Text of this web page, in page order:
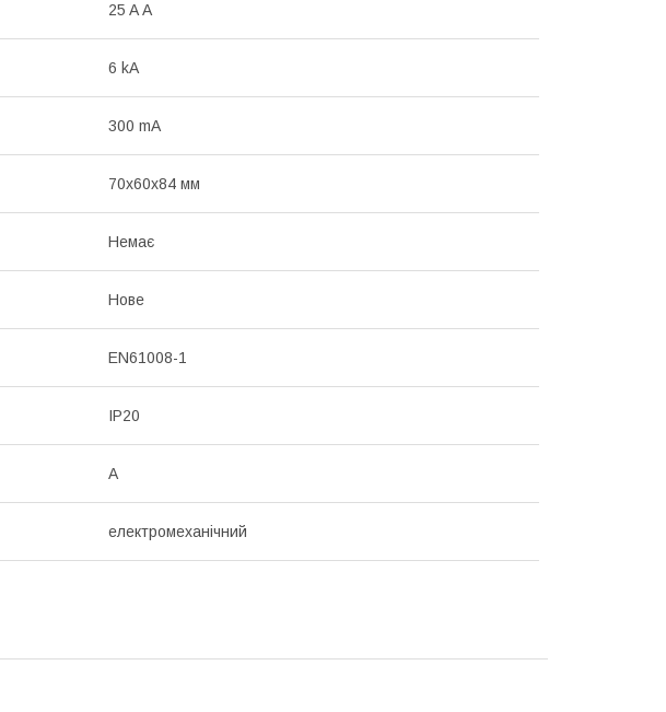
25 A А
6 kA
300 mA
70x60x84 мм
Немає
Нове
EN61008-1
IP20
A
електромеханічний